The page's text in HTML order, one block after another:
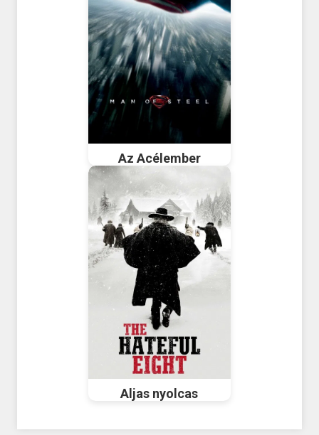
Az Acélember
Aljas nyolcas